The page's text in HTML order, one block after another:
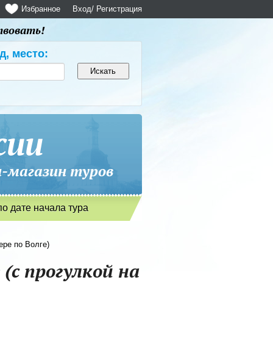
Вход/ Регистрация
Избранное
место:
туров
дате начала тура
по Волге)
прогулкой на